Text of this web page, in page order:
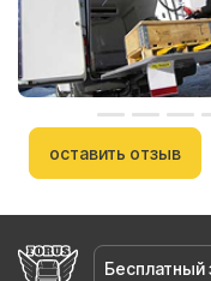
оставить отзыв
Бесплатный